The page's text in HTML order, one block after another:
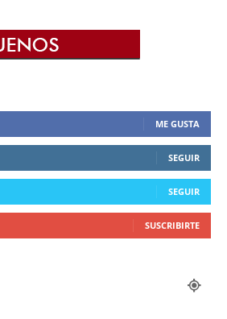
ME GUSTA
SEGUIR
SEGUIR
SUSCRIBIRTE